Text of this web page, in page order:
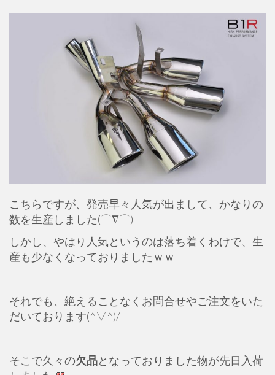
こちらですが、発売早々人気が出まして、かなりの
数を生産しました(⌒∇⌒)
しかし、やはり人気というのは落ち着くわけで、生
産も少なくなっておりましたｗｗ
それでも、絶えることなくお問合せやご注文をいた
だいております(^▽^)/
そこで久々の欠品となっておりました物が先日入荷